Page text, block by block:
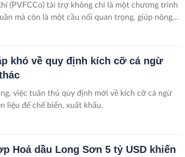
(PVFCCo) tài trợ không chỉ là một chương trình
mà còn là một cầu nối quan trọng, giúp nông
kiến thức, thay đổi tư duy sản xuất và vươn lên
khó về quy định kích cỡ cá ngừ
việc tuân thủ quy định mới về kích cỡ cá ngừ
liệu để chế biến, xuất khẩu.
Hoá dầu Long Sơn 5 tỷ USD khiến